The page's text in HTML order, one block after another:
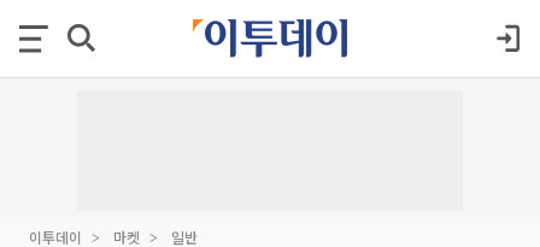
이투데이 마켓 일반